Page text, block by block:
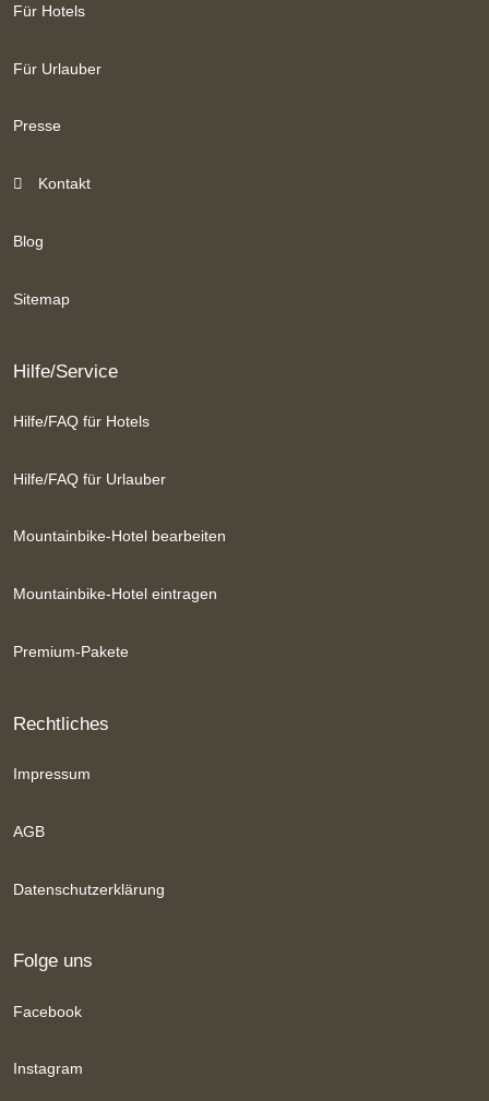
Für Hotels
Für Urlauber
Presse
Kontakt
Blog
Sitemap
Hilfe/Service
Hilfe/FAQ für Hotels
Hilfe/FAQ für Urlauber
Mountainbike-Hotel bearbeiten
Mountainbike-Hotel eintragen
Premium-Pakete
Rechtliches
Impressum
AGB
Datenschutzerklärung
Folge uns
Facebook
Instagram